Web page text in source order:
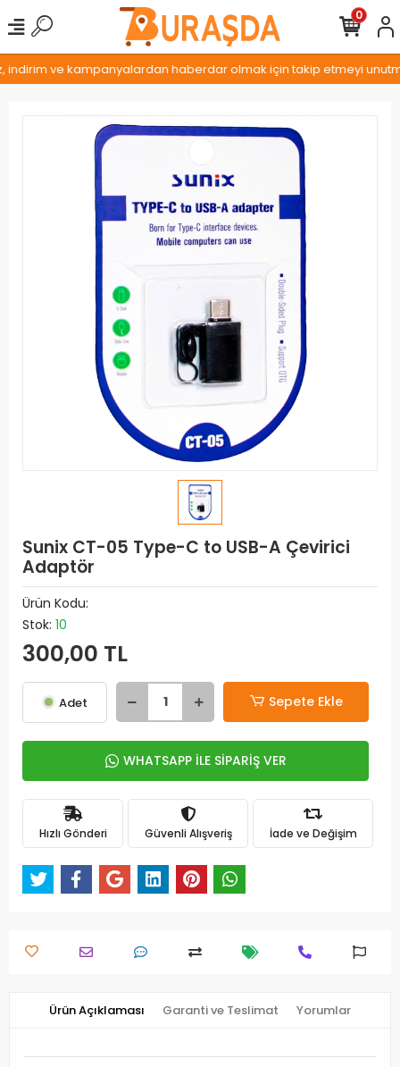
ve kampanyalardan haberdar olmak için takip etmeyi
0
Sunix CT-05 Type-C to USB-A Çevirici
Adaptör
Ürün Kodu:
Stok: 10
300,00 TL
Adet Sepete Ekle
WHATSAPP İLE SİPARİŞ VER
Hızlı Gönderi Güvenli Alışveriş İade ve Değişim
Ürün Açıklaması Garanti ve Teslimat Yorumlar